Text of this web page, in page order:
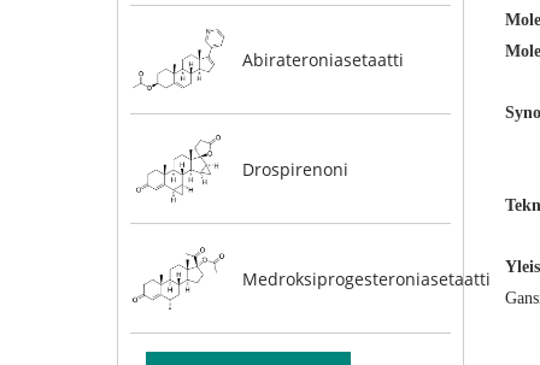
Abirateroniasetaatti
Drospirenoni
Medroksiprogesteroniasetaatti